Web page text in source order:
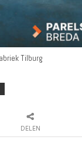
Tilburg
DELEN